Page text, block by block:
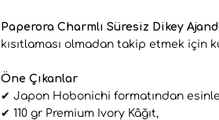
Paperora Charmlı Süresiz Dikey
kısıtlaması olmadan takip etmek için
Öne Çıkanlar
✔ Japon Hobonichi formatından
✔ 110 gr Premium Ivory Kâğıt,